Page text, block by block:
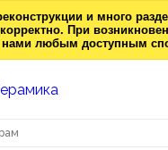
и много
При
нами любым доступным